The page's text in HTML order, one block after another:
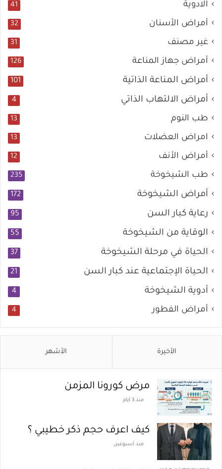
الادوية 41
أمراض الأسنان 32
غير مصنف 31
أمراض جهاز المناعة 126
أمراض المناعة الذاتية 101
أمراض الالتهاب الذاتي 4
طب النوم 13
امراض العضلات 13
أمراض الأنف 12
طب الشيخوخة 235
أمراض الشيخوخة 172
رعاية كبار السن 95
الوقاية من الشيخوخة 55
الحياة في مرحلة الشيخوخة 37
الحياة الإجتماعية عند كبار السن 21
أدوية الشيخوخة 4
أمراض الفطور 4
الأخيرة الأشهر
مرض كورونا المزمن
منذ 3 أيام
كيف اعرف حجم ذكر خطيبي ؟
منذ أسبوعين